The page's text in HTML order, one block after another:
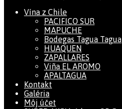
Vína z Chile
PACIFICO SUR
MAPUCHE
Bodegas Tagua Tagua
HUAQUEN
ZAPALLARES
Viña EL AROMO
APALTAGUA
Kontakt
Galéria
Môj účet